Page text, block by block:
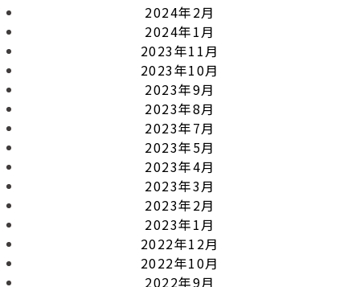
2024年2月
2024年1月
2023年11月
2023年10月
2023年9月
2023年8月
2023年7月
2023年5月
2023年4月
2023年3月
2023年2月
2023年1月
2022年12月
2022年10月
2022年9月